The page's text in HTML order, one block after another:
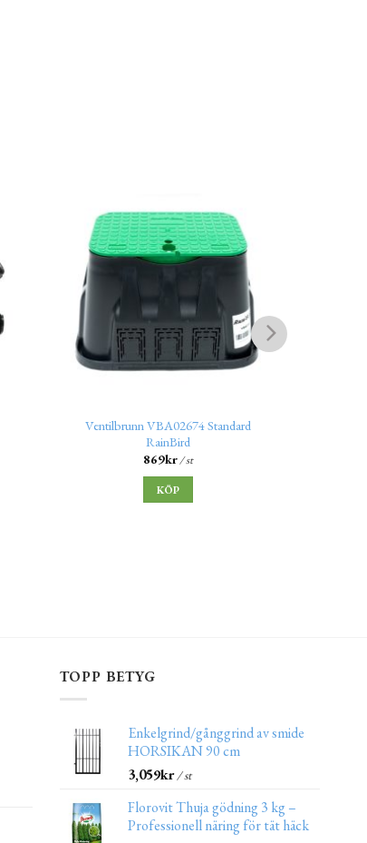
Ventilbrunn VBA02674 Standard
RainBird
869kr/ st
KÖP
TOPP BETYG
Enkelgrind/gånggrind av smide
HORSIKAN 90 cm
3,059kr/ st
Florovit Thuja gödning 3 kg –
Professionell näring för tät häck